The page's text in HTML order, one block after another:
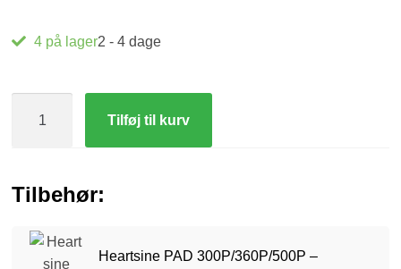
4 på lager2 - 4 dage
Tilføj til kurv
Tilbehør:
Heartsine PAD 300P/360P/500P –